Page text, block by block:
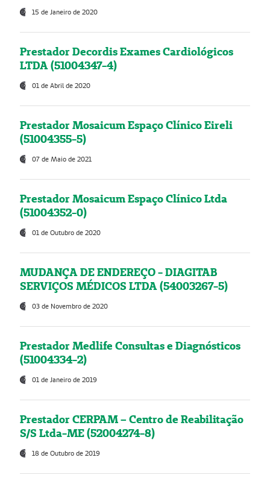
15 de Janeiro de 2020
Prestador Decordis Exames Cardiológicos
LTDA (51004347-4)
01 de Abril de 2020
Prestador Mosaicum Espaço Clínico Eireli
(51004355-5)
07 de Maio de 2021
Prestador Mosaicum Espaço Clínico Ltda
(51004352-0)
01 de Outubro de 2020
MUDANÇA DE ENDEREÇO - DIAGITAB
SERVIÇOS MÉDICOS LTDA (54003267-5)
03 de Novembro de 2020
Prestador Medlife Consultas e Diagnósticos
(51004334-2)
01 de Janeiro de 2019
Prestador CERPAM – Centro de Reabilitação
S/S Ltda-ME (52004274-8)
18 de Outubro de 2019